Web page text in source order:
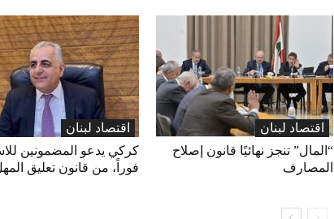
اقتصاد لبنان
كركي يدعو المضمونين
فوراً، من قانون تعليق
اقتصاد لبنان
“المال” تنجز نهائيًا قانون إصلاح
المصارف